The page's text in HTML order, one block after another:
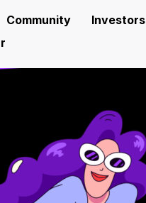
Community
Investors